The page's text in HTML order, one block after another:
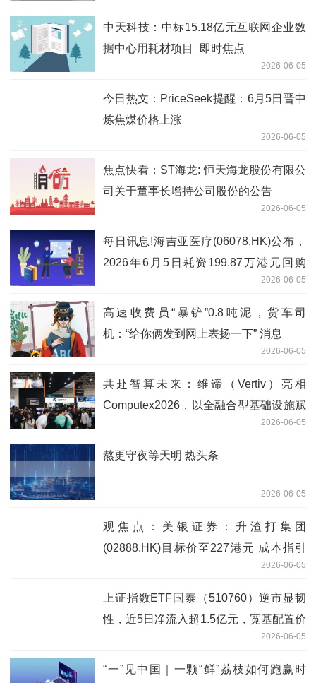
中天科技：中标15.18亿元互联网企业数
据中心用耗材项目_即时焦点
2026-06-05
今日热文：PriceSeek提醒：6月5日晋中
炼焦煤价格上涨
2026-06-05
焦点快看：ST海龙: 恒天海龙股份有限公
司关于董事长增持公司股份的公告
2026-06-05
每日讯息!海吉亚医疗(06078.HK)公布，
2026年6月5日耗资199.87万港元回购
2026-06-05
高速收费员“暴铲”0.8吨泥，货车司
机：“给你俩发到网上表扬一下” 消息
2026-06-05
共赴智算未来：维谛（Vertiv）亮相
Computex2026，以全融合型基础设施赋
2026-06-05
熬更守夜等天明 热头条
2026-06-05
观焦点：美银证券：升渣打集团
(02888.HK)目标价至227港元 成本指引
2026-06-05
上证指数ETF国泰（510760）逆市显韧
性，近5日净流入超1.5亿元，宽基配置价
2026-06-05
“一”见中国｜一颗“鲜”荔枝如何跑赢时